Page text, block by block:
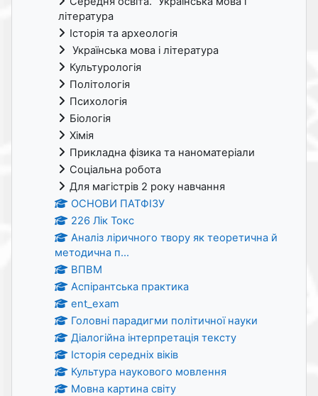
література
Історія та археологія
Українська мова і література
Культурологія
Політологія
Психологія
Біологія
Хімія
Прикладна фізика та наноматеріали
Соціальна робота
Для магістрів 2 року навчання
ОСНОВИ ПАТФІЗУ
226 Лік Токс
Аналіз ліричного твору як теоретична й
методична п...
ВПВМ
Аспірантська практика
ent_exam
Головні парадигми політичної науки
Діалогійна інтерпретація тексту
Історія середніх віків
Культура наукового мовлення
Мовна картина світу